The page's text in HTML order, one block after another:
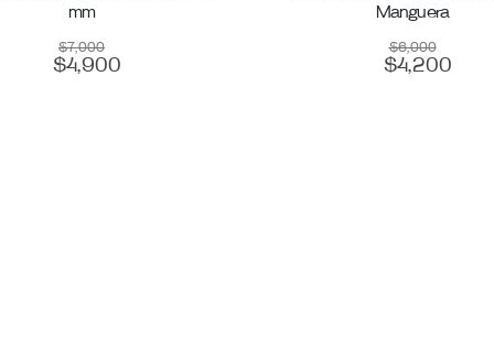
mm
$7,000
$4,900
Manguera
$6,000
$4,200